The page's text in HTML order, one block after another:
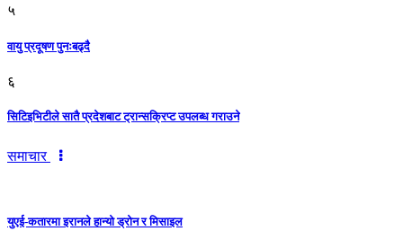
५
वायु प्रदूषण पुनःबढ्दै
६
सिटिइभिटीले सातै प्रदेशबाट ट्रान्सक्रिप्ट उपलब्ध गराउने
समाचार
युएई-कतारमा इरानले हान्यो ड्रोन र मिसाइल